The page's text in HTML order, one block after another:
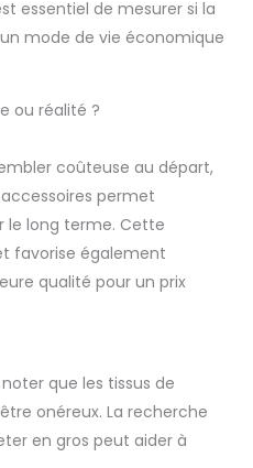
essentiel de mesurer si la
mode de vie économique
ou réalité ?
coûteuse au départ,
permet
le long terme. Cette
favorise également
qualité pour un prix
que les tissus de
onéreux. La recherche
en gros peut aider à